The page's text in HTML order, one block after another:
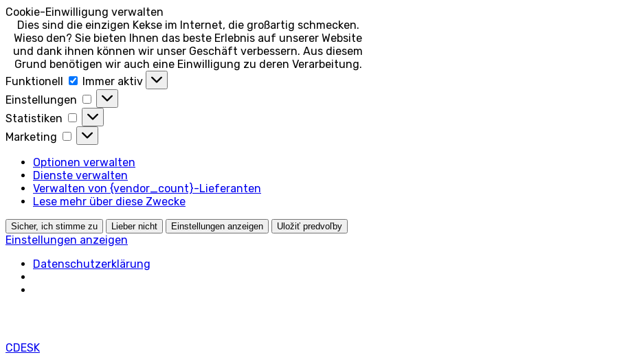
Cookie-Einwilligung verwalten
Dies sind die einzigen Kekse im Internet, die großartig schmecken.
Wieso den? Sie bieten Ihnen das beste Erlebnis auf unserer Website
und dank ihnen können wir unser Geschäft verbessern. Aus diesem
Grund benötigen wir auch eine Einwilligung zu deren Verarbeitung.
Funktionell
Funktionell
Immer aktiv
Einstellungen
Einstellungen
Statistiken
Statistiken
Marketing
Marketing
Optionen verwalten
Dienste verwalten
Verwalten von {vendor_count}-Lieferanten
Lese mehr über diese Zwecke
Sicher, ich stimme zu Lieber nicht Einstellungen anzeigen Uložiť predvoľby
Einstellungen anzeigen
Datenschutzerklärung
CDESK